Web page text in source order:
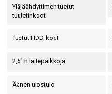
Yläjäähdyttimen tuetut
tuuletinkoot
Tuetut HDD-koot
2,5":n laitepaikkoja
Äänen ulostulo